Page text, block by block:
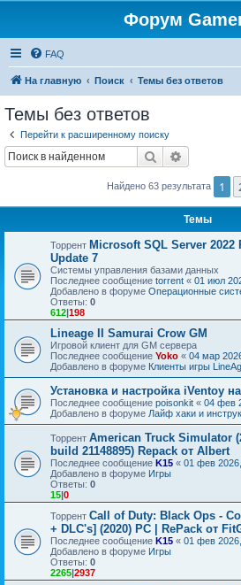
Форум
FAQ
На главную Поиск Темы без ответов
Темы без ответов
Перейти к расширенному поиску
Поиск
Найдено 63 результата 1
Темы
Торрент Microsoft SQL Server 2022
Update 7
Системы управления базами данных
Последнее сообщение torrent « 01 июл
Добавлено в форуме Операционные
Ответы: 0
612|198
Lineage II Samurai Crow GM
Игровой клиент для GM сервера
Последнее сообщение Yoko « 04 мар
Добавлено в форуме Клиенты игры
Установка и настройка iVentoy
Последнее сообщение poisonkit « 04 фев
Добавлено в форуме Лайф хаки и
Торрент American Truck Simulator
build 21148895) Repack от Albert
Последнее сообщение K15 « 01 фев
Добавлено в форуме Игры
Ответы: 0
15|0
Торрент Call of Duty: Black Ops -
+ DLC's] (2020) PC | RePack от
Последнее сообщение K15 « 01 фев
Добавлено в форуме Игры
Ответы: 0
2265|2937